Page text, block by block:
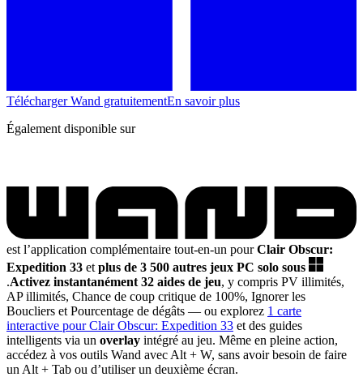
Télécharger Wand gratuitementEn savoir plus
Également disponible sur
est l’application complémentaire tout-en-un pourClair Obscur:
Expedition 33 et plus de 3 500 autres jeux PC solo sous
.Activez instantanément 32 aides de jeu, y compris PV illimités,
AP illimités, Chance de coup critique de 100%, Ignorer les
Boucliers et Pourcentage de dégâts — ou explorez 1 carte
interactive pour Clair Obscur: Expedition 33 et des guides
intelligents via un overlay intégré au jeu. Même en pleine action,
accédez à vos outils Wand avec Alt + W, sans avoir besoin de faire
un Alt + Tab ou d’utiliser un deuxième écran.